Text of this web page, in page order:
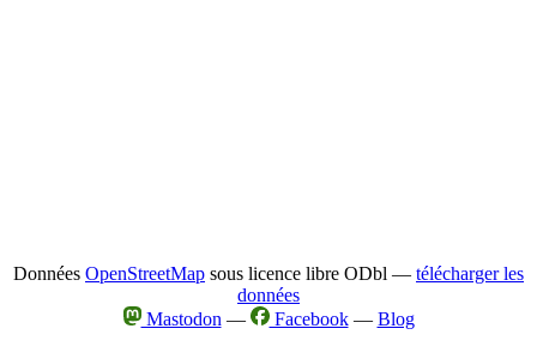
Données OpenStreetMap sous licence libre ODbl — télécharger les
données
Mastodon — Facebook— Blog